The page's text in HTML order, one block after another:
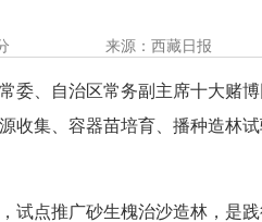
来源：西藏日报
委、自治区常务副主席十大赌
收集、容器苗培育、播种造林
试点推广砂生槐治沙造林，是